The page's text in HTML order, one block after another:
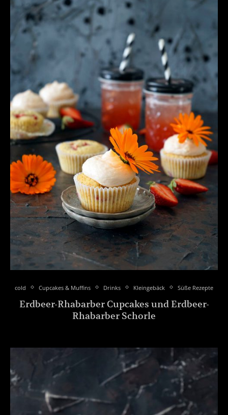
cold Cupcakes & Muffins Drinks Kleingebäck Süße Rezepte
Erdbeer-Rhabarber Cupcakes und Erdbeer-
Rhabarber Schorle